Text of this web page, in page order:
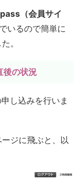
（会員サイ
いるので簡単に
。
後の状況
し込みを行いま
ジに飛ぶと、以